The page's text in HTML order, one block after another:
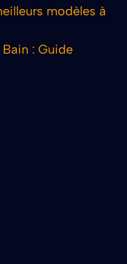
modèles à
: Guide